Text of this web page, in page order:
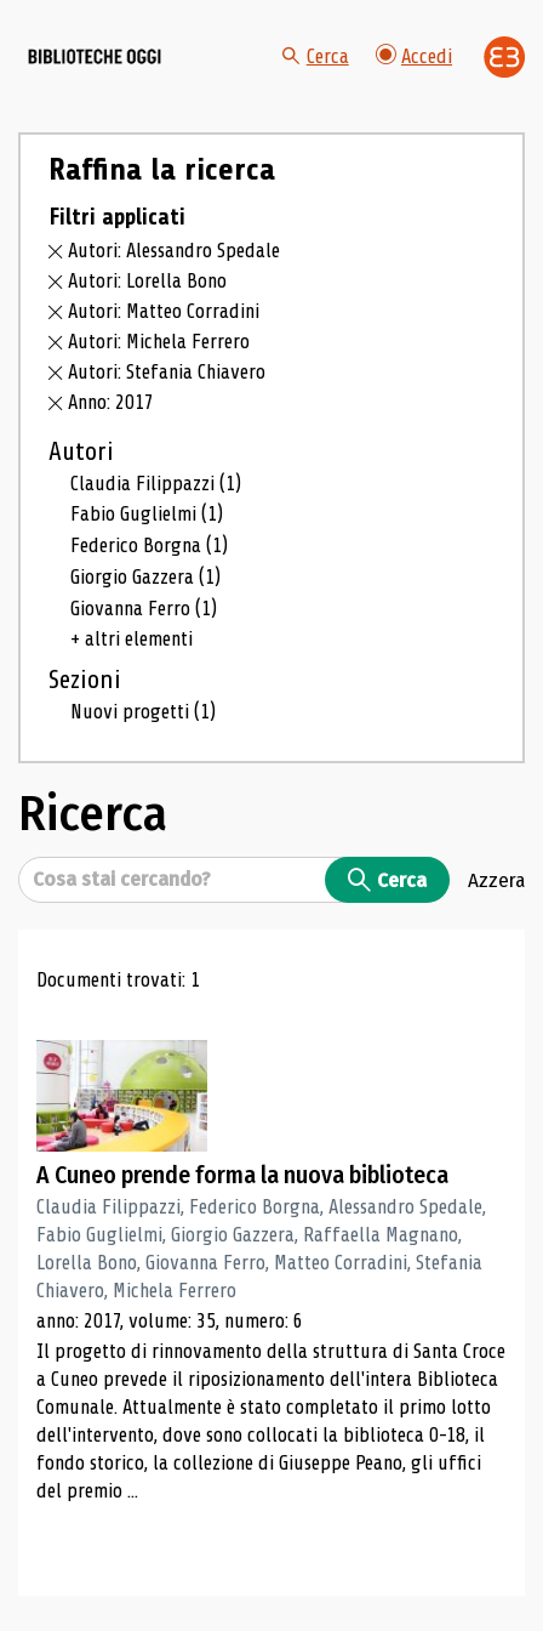
Cerca Accedi
Raffina la ricerca
Filtri applicati
Autori: Alessandro Spedale
Autori: Lorella Bono
Autori: Matteo Corradini
Autori: Michela Ferrero
Autori: Stefania Chiavero
Anno: 2017
Autori
Claudia Filippazzi(1)
Fabio Guglielmi(1)
Federico Borgna(1)
Giorgio Gazzera(1)
Giovanna Ferro(1)
+ altri elementi
Sezioni
Nuovi progetti(1)
Ricerca
Cerca Cerca Azzera
Risultati di ricerca
Documenti trovati: 1
A Cuneo prende forma la nuova biblioteca
Claudia Filippazzi, Federico Borgna, Alessandro Spedale,
Fabio Guglielmi, Giorgio Gazzera, Raffaella Magnano,
Lorella Bono, Giovanna Ferro, Matteo Corradini, Stefania
Chiavero, Michela Ferrero
anno: 2017, volume: 35, numero: 6
Il progetto di rinnovamento della struttura di Santa Croce
a Cuneo prevede il riposizionamento dell'intera Biblioteca
Comunale. Attualmente è stato completato il primo lotto
dell'intervento, dove sono collocati la biblioteca 0-18, il
fondo storico, la collezione di Giuseppe Peano, gli uffici
del premio ...